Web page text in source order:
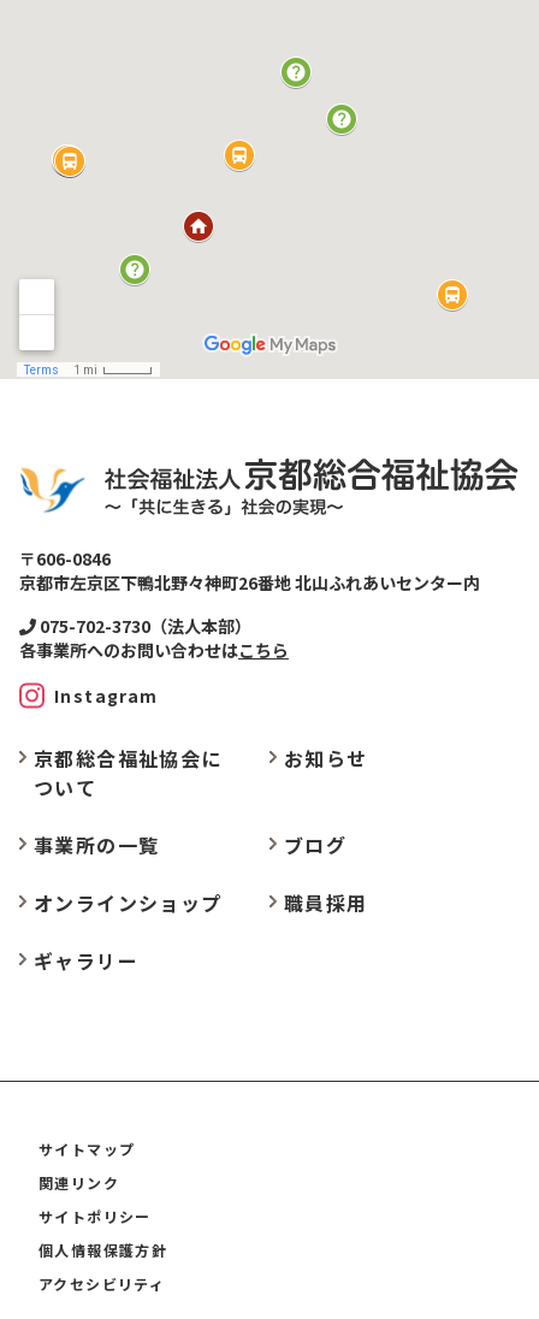
〒606-0846
京都市左京区下鴨北野々神町26番地 北山ふれあいセンター内
075-702-3730（法人本部）
各事業所へのお問い合わせはこちら
Instagram
京都総合福祉協会に
ついて
お知らせ
事業所の一覧
ブログ
オンラインショップ
職員採用
ギャラリー
サイトマップ
関連リンク
サイトポリシー
個人情報保護方針
アクセシビリティ